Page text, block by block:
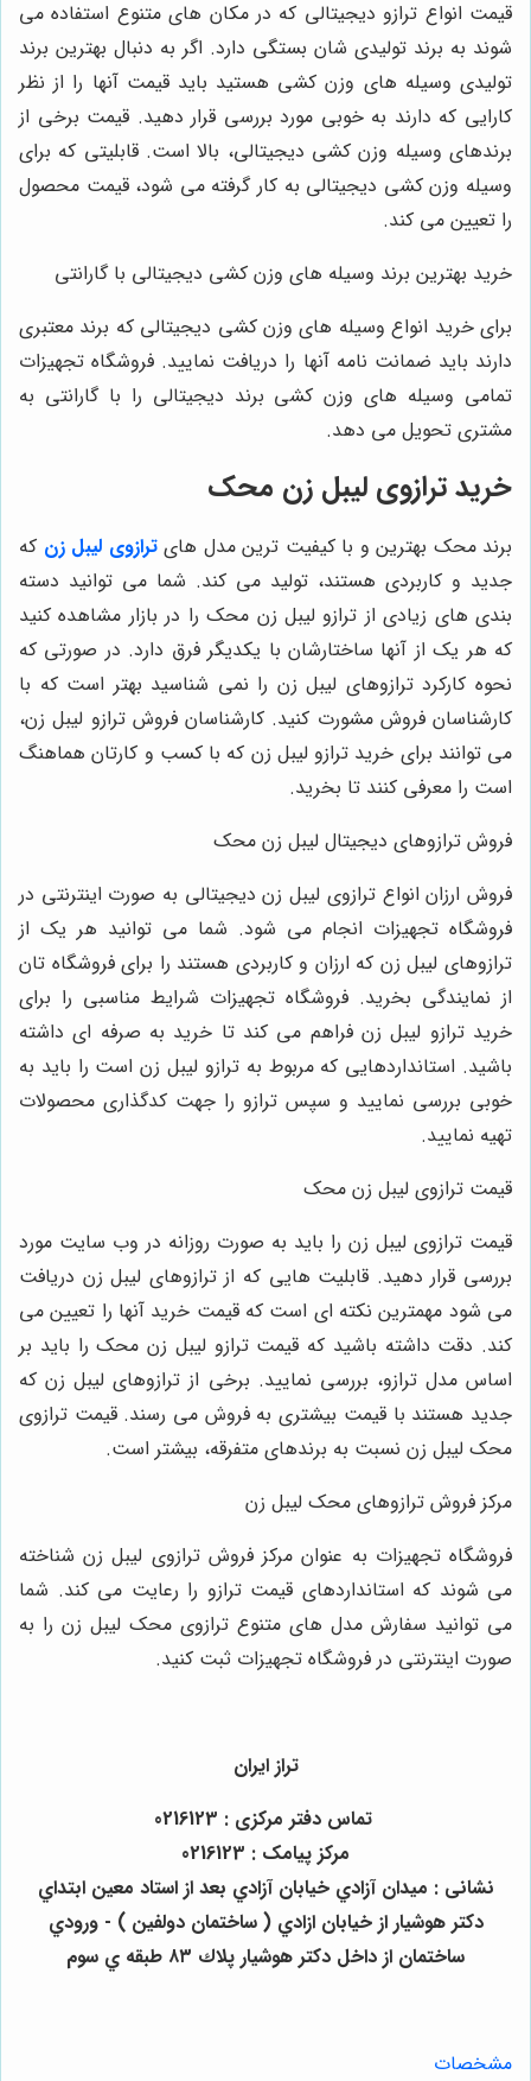
قیمت انواع ترازو دیجیتالی که در مکان های متنوع استفاده می
شوند به برند تولیدی شان بستگی دارد. اگر به دنبال بهترین برند
تولیدی وسیله های وزن کشی هستید باید قیمت آنها را از نظر
کارایی که دارند به خوبی مورد بررسی قرار دهید. قیمت برخی از
برندهای وسیله وزن کشی دیجیتالی، بالا است. قابلیتی که برای
وسیله وزن کشی دیجیتالی به کار گرفته می شود، قیمت محصول
را تعیین می کند.
خرید بهترین برند وسیله های وزن کشی دیجیتالی با گارانتی
برای خرید انواع وسیله های وزن کشی دیجیتالی که برند معتبری
دارند باید ضمانت نامه آنها را دریافت نمایید. فروشگاه تجهیزات
تمامی وسیله های وزن کشی برند دیجیتالی را با گارانتی به
مشتری تحویل می دهد.
خرید ترازوی لیبل زن محک
برند محک بهترین و با کیفیت ترین مدل های ترازوی لیبل زن که
جدید و کاربردی هستند، تولید می کند. شما می توانید دسته
بندی های زیادی از ترازو لیبل زن محک را در بازار مشاهده کنید
که هر یک از آنها ساختارشان با یکدیگر فرق دارد. در صورتی که
نحوه کارکرد ترازوهای لیبل زن را نمی شناسید بهتر است که با
کارشناسان فروش مشورت کنید. کارشناسان فروش ترازو لیبل زن،
می توانند برای خرید ترازو لیبل زن که با کسب و کارتان هماهنگ
است را معرفی کنند تا بخرید.
فروش ترازوهای دیجیتال لیبل زن محک
فروش ارزان انواع ترازوی لیبل زن دیجیتالی به صورت اینترنتی در
فروشگاه تجهیزات انجام می شود. شما می توانید هر یک از
ترازوهای لیبل زن که ارزان و کاربردی هستند را برای فروشگاه تان
از نمایندگی بخرید. فروشگاه تجهیزات شرایط مناسبی را برای
خرید ترازو لیبل زن فراهم می کند تا خرید به صرفه ای داشته
باشید. استانداردهایی که مربوط به ترازو لیبل زن است را باید به
خوبی بررسی نمایید و سپس ترازو را جهت کدگذاری محصولات
تهیه نمایید.
قیمت ترازوی لیبل زن محک
قیمت ترازوی لیبل زن را باید به صورت روزانه در وب سایت مورد
بررسی قرار دهید. قابلیت هایی که از ترازوهای لیبل زن دریافت
می شود مهمترین نکته ای است که قیمت خرید آنها را تعیین می
کند. دقت داشته باشید که قیمت ترازو لیبل زن محک را باید بر
اساس مدل ترازو، بررسی نمایید. برخی از ترازوهای لیبل زن که
جدید هستند با قیمت بیشتری به فروش می رسند. قیمت ترازوی
محک لیبل زن نسبت به برندهای متفرقه، بیشتر است.
مرکز فروش ترازوهای محک لیبل زن
فروشگاه تجهیزات به عنوان مرکز فروش ترازوی لیبل زن شناخته
می شوند که استانداردهای قیمت ترازو را رعایت می کند. شما
می توانید سفارش مدل های متنوع ترازوی محک لیبل زن را به
صورت اینترنتی در فروشگاه تجهیزات ثبت کنید.
تراز ایران
تماس دفتر مرکزی : 0216123
مرکز پیامک : 0216123
نشانی : ميدان آزادي خيابان آزادي بعد از استاد معين ابتداي
دكتر هوشيار از خيابان ازادي ( ساختمان دولفين ) - ورودي
ساختمان از داخل دكتر هوشيار پلاك ٨٣ طبقه ي سوم
مشخصات